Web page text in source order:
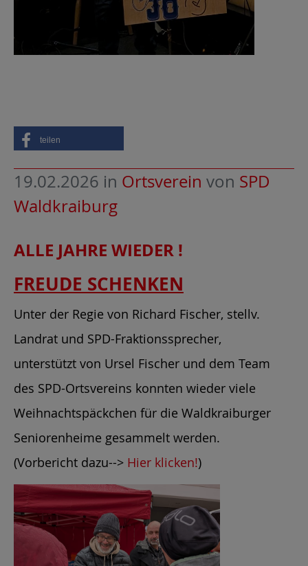
teilen
19.02.2026 in Ortsverein von SPD
Waldkraiburg
ALLE JAHRE WIEDER !
FREUDE SCHENKEN
Unter der Regie von Richard Fischer, stellv.
Landrat und SPD-Fraktionssprecher,
unterstützt von Ursel Fischer und dem Team
des SPD-Ortsvereins konnten wieder viele
Weihnachtspäckchen für die Waldkraiburger
Seniorenheime gesammelt werden.
(Vorbericht dazu--> Hier klicken!)